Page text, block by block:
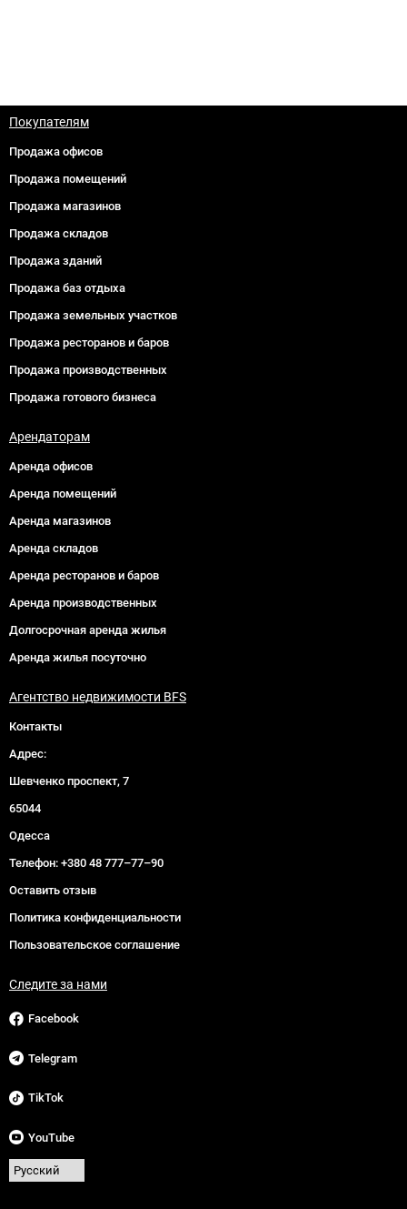
Покупателям
Продажа офисов
Продажа помещений
Продажа магазинов
Продажа складов
Продажа зданий
Продажа баз отдыха
Продажа земельных участков
Продажа ресторанов и баров
Продажа производственных
Продажа готового бизнеса
Арендаторам
Аренда офисов
Аренда помещений
Аренда магазинов
Аренда складов
Аренда ресторанов и баров
Аренда производственных
Долгосрочная аренда жилья
Аренда жилья посуточно
Агентство недвижимости BFS
Контакты
Адрес:
Шевченко проспект, 7
65044
Одесса
Телефон: +380 48 777–77–90
Оставить отзыв
Политика конфиденциальности
Пользовательское соглашение
Следите за нами
Facebook
Telegram
TikTok
YouTube